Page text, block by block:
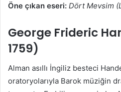
Öne çıkan eseri: Dört Mevsim
George Frideric
1759)
Alman asıllı İngiliz besteci
oratoryolarıyla Barok müziğin